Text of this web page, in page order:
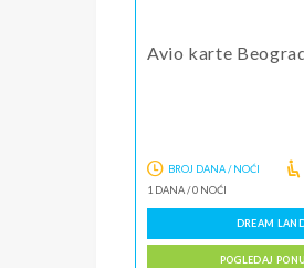
Avio karte
BROJ DANA / NOĆI
1 DANA/0 NOĆI
DREAM
POGLEDAJ